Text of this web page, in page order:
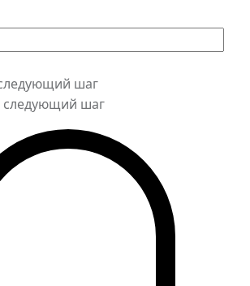
На следующий шаг